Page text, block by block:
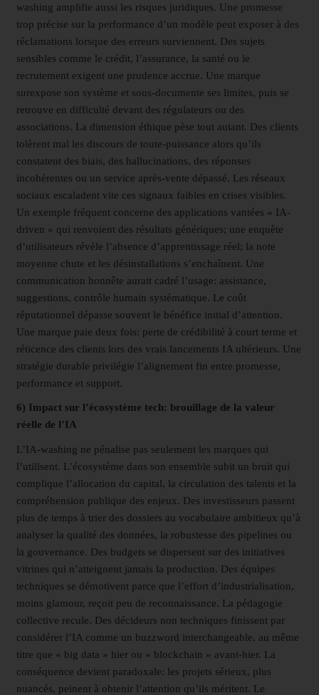
washing amplifie aussi les risques juridiques. Une promesse
trop précise sur la performance d’un modèle peut exposer à des
réclamations lorsque des erreurs surviennent. Des sujets
sensibles comme le crédit, l’assurance, la santé ou le
recrutement exigent une prudence accrue. Une marque
surexpose son système et sous-documente ses limites, puis se
retrouve en difficulté devant des régulateurs ou des
associations. La dimension éthique pèse tout autant. Des clients
tolèrent mal les discours de toute-puissance alors qu’ils
constatent des biais, des hallucinations, des réponses
incohérentes ou un service après-vente dépassé. Les réseaux
sociaux escaladent vite ces signaux faibles en crises visibles.
Un exemple fréquent concerne des applications vantées « IA-
driven » qui renvoient des résultats génériques; une enquête
d’utilisateurs révèle l’absence d’apprentissage réel; la note
moyenne chute et les désinstallations s’enchaînent. Une
communication honnête aurait cadré l’usage: assistance,
suggestions, contrôle humain systématique. Le coût
réputationnel dépasse souvent le bénéfice initial d’attention.
Une marque paie deux fois: perte de crédibilité à court terme et
réticence des clients lors des vrais lancements IA ultérieurs. Une
stratégie durable privilégie l’alignement fin entre promesse,
performance et support.
6) Impact sur l’écosystème tech: brouillage de la valeur
réelle de l’IA
L’IA-washing ne pénalise pas seulement les marques qui
l’utilisent. L’écosystème dans son ensemble subit un bruit qui
complique l’allocation du capital, la circulation des talents et la
compréhension publique des enjeux. Des investisseurs passent
plus de temps à trier des dossiers au vocabulaire ambitieux qu’à
analyser la qualité des données, la robustesse des pipelines ou
la gouvernance. Des budgets se dispersent sur des initiatives
vitrines qui n’atteignent jamais la production. Des équipes
techniques se démotivent parce que l’effort d’industrialisation,
moins glamour, reçoit peu de reconnaissance. La pédagogie
collective recule. Des décideurs non techniques finissent par
considérer l’IA comme un buzzword interchangeable, au même
titre que « big data » hier ou « blockchain » avant-hier. La
conséquence devient paradoxale: les projets sérieux, plus
nuancés, peinent à obtenir l’attention qu’ils méritent. Le